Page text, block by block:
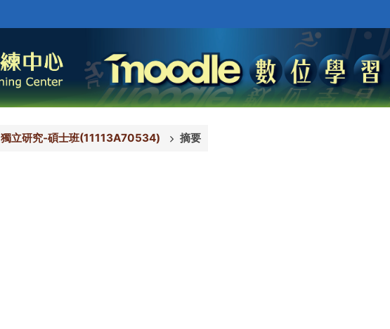
獨立研究-碩士班(11113A70534) 摘要